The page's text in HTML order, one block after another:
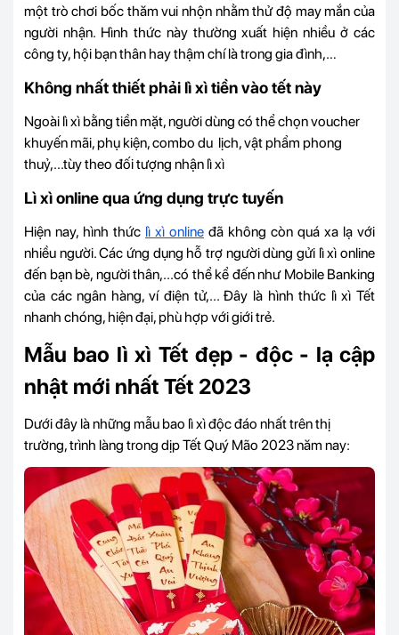
một trò chơi bốc thăm vui nhộn nhằm thử độ may mắn của
người nhận. Hình thức này thường xuất hiện nhiều ở các
công ty, hội bạn thân hay thậm chí là trong gia đình,…
Không nhất thiết phải lì xì tiền vào tết này
Ngoài lì xì bằng tiền mặt, người dùng có thể chọn voucher
khuyến mãi, phụ kiện, combo du lịch, vật phẩm phong
thuỷ,...tùy theo đối tượng nhận lì xì
Lì xì online qua ứng dụng trực tuyến
Hiện nay, hình thức lì xì online đã không còn quá xa lạ với
nhiều người. Các ứng dụng hỗ trợ người dùng gửi lì xì online
đến bạn bè, người thân,...có thể kể đến như Mobile Banking
của các ngân hàng, ví điện tử,... Đây là hình thức lì xì Tết
nhanh chóng, hiện đại, phù hợp với giới trẻ.
Mẫu bao lì xì Tết đẹp - độc - lạ cập
nhật mới nhất Tết 2023
Dưới đây là những mẫu bao lì xì độc đáo nhất trên thị
trường, trình làng trong dịp Tết Quý Mão 2023 năm nay: